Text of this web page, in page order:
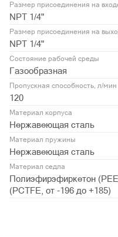
Размер присоединения на
NPT 1/4"
Размер присоединения на
NPT 1/4"
Состояние рабочей среды
Газообразная
Пропускная способность, л/мин
120
Материал корпуса
Нержавеющая сталь
Материал пружины
Нержавеющая сталь
Материал седла
Полиэфирэфиркетон
(PСTFE, от -196 до +185)